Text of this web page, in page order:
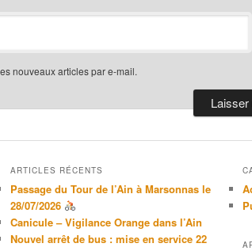
nouveaux articles par e-mail.
ARTICLES RÉCENTS
Passage du Tour de l’Ain à Marsonnas le
28/07/2026
Canicule – Vigilance Orange dans l’Ain
Nouvel arrêt de bus : mise en service 22